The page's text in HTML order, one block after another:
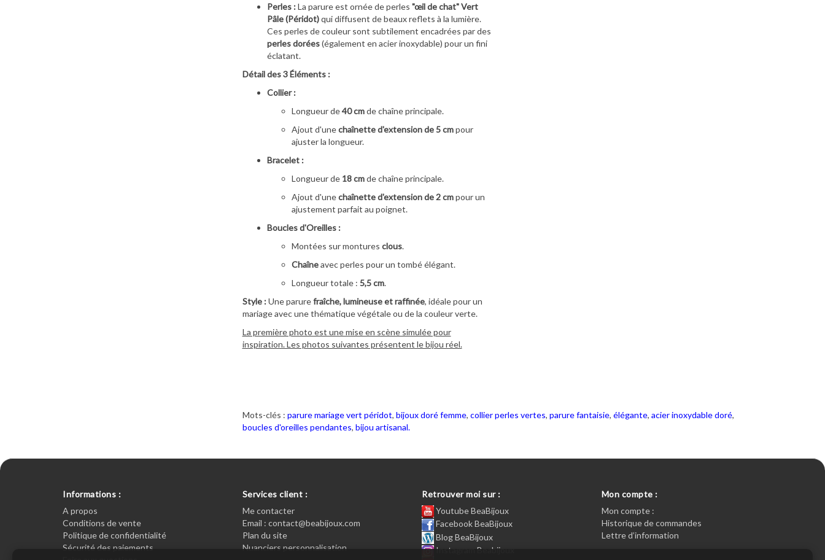
Perles :La parure est ornée de perles "œil de chat" Vert
Pâle (Péridot)qui diffusent de beaux reflets à la lumière.
Ces perles de couleur sont subtilement encadrées par des
perles dorées(également en acier inoxydable) pour un fini
éclatant.
Détail des 3 Éléments :
Collier :
Longueur de40 cmde chaîne principale.
Ajout d'unechaînette d'extension de 5 cmpour
ajuster la longueur.
Bracelet :
Longueur de 18 cmde chaîne principale.
Ajout d'unechaînette d'extension de 2 cmpour un
ajustement parfait au poignet.
Boucles d'Oreilles :
Montées sur montures clous.
Chaîneavec perles pour un tombé élégant.
Longueur totale : 5,5 cm.
Style :Une parurefraîche, lumineuse et raffinée, idéale pour un
mariage avec une thématique végétale ou de la couleur verte.
La première photo est une mise en scène simulée pour
inspiration. Les photos suivantes présentent le bijou réel.
Mots-clés : parure mariage vert péridot, bijoux doré femme, collier perles vertes, parure fantaisie, élégante, acier inoxydable doré,
boucles d'oreilles pendantes, bijou artisanal.
Informations :
A propos
Conditions de vente
Politique de confidentialité
Sécurité des paiements
Services client :
Me contacter
Email : contact@beabijoux.com
Plan du site
Nuanciers personnalisation
Retrouver moi sur :
Youtube BeaBijoux
Facebook BeaBijoux
Blog BeaBijoux
Instagram Beabijoux
Mon compte :
Mon compte :
Historique de commandes
Lettre d’information